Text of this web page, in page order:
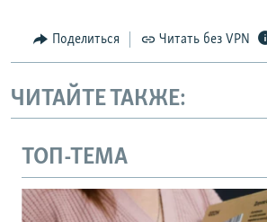
Поделиться Читать без VPN
ЧИТАЙТЕ ТАКЖЕ:
ТОП-ТЕМА